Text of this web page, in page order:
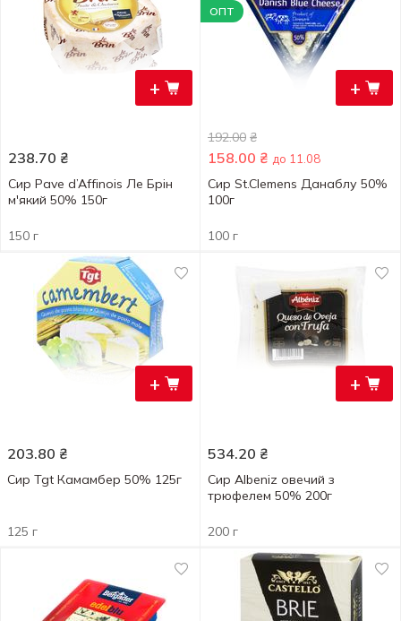
+
238.70 ₴
Сир Pave d’Affinois Ле Брін
м'який 50% 150г
150 г
+
ОПТ
192.00 ₴
158.00 ₴ до 11.08
Сир St.Clemens Данаблу 50%
100г
100 г
+
203.80 ₴
Сир Tgt Камамбер 50% 125г
125 г
+
534.20 ₴
Сир Albeniz овечий з
трюфелем 50% 200г
200 г